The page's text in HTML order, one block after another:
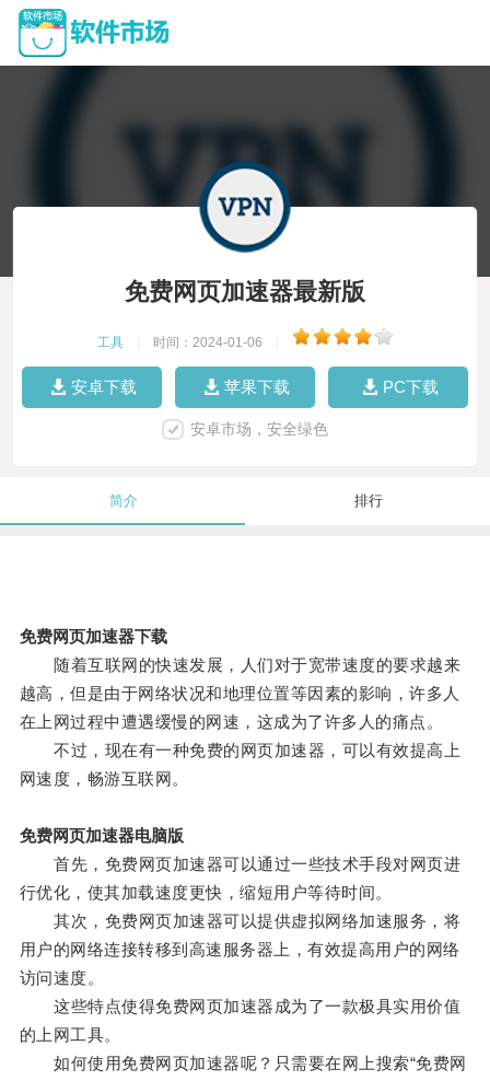
免费网页加速器最新版
工具 时间：2024-01-06
安卓下载 苹果下载 PC下载
安卓市场，安全绿色
简介 排行
免费网页加速器下载
随着互联网的快速发展，人们对于宽带速度的要求越来
越高，但是由于网络状况和地理位置等因素的影响，许多人
在上网过程中遭遇缓慢的网速，这成为了许多人的痛点。
不过，现在有一种免费的网页加速器，可以有效提高上
网速度，畅游互联网。
免费网页加速器电脑版
首先，免费网页加速器可以通过一些技术手段对网页进
行优化，使其加载速度更快，缩短用户等待时间。
其次，免费网页加速器可以提供虚拟网络加速服务，将
用户的网络连接转移到高速服务器上，有效提高用户的网络
访问速度。
这些特点使得免费网页加速器成为了一款极具实用价值
的上网工具。
如何使用免费网页加速器呢？只需要在网上搜索“免费网